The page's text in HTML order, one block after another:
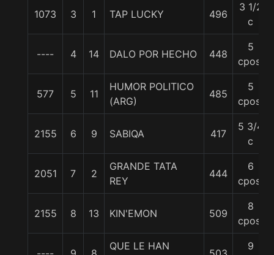
1073 3 1 TAP LUCKY 496
3 1/2
c
---- 4 14 DALO POR HECHO 448
5
cpos.
577 5 11
HUMOR POLITICO
(ARG)
485
5
cpos.
2155 6 9 SABIQA 417
5 3/4
c
2051 7 2
GRANDE TATA
REY
444
6
cpos.
2155 8 13 KIN'EMON 509
8
cpos.
QUE LE HAN
9